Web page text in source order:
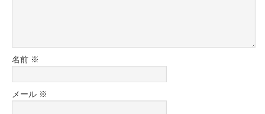
名前 ※
メール ※